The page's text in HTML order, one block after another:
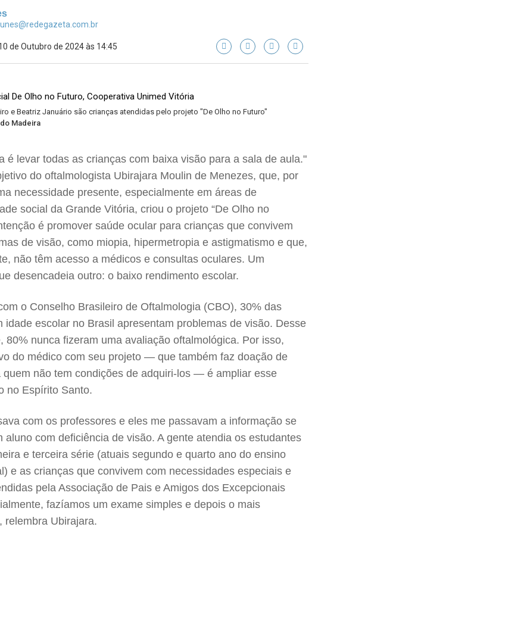
de Outubro de 2024 às 14:45
e Beatriz Januário são crianças atendidas pelo projeto "De Olho no Futuro"
Madeira
é levar todas as crianças com baixa visão para a sala de aula."
do oftalmologista Ubirajara Moulin de Menezes, que, por
necessidade presente, especialmente em áreas de
social da Grande Vitória, criou o projeto “De Olho no
é promover saúde ocular para crianças que convivem
de visão, como miopia, hipermetropia e astigmatismo e que,
não têm acesso a médicos e consultas oculares. Um
desencadeia outro: o baixo rendimento escolar.
o Conselho Brasileiro de Oftalmologia (CBO), 30% das
idade escolar no Brasil apresentam problemas de visão. Desse
80% nunca fizeram uma avaliação oftalmológica. Por isso,
do médico com seu projeto — que também faz doação de
quem não tem condições de adquiri-los — é ampliar esse
no Espírito Santo.
com os professores e eles me passavam a informação se
aluno com deficiência de visão. A gente atendia os estudantes
e terceira série (atuais segundo e quarto ano do ensino
e as crianças que convivem com necessidades especiais e
pela Associação de Pais e Amigos dos Excepcionais
fazíamos um exame simples e depois o mais
relembra Ubirajara.